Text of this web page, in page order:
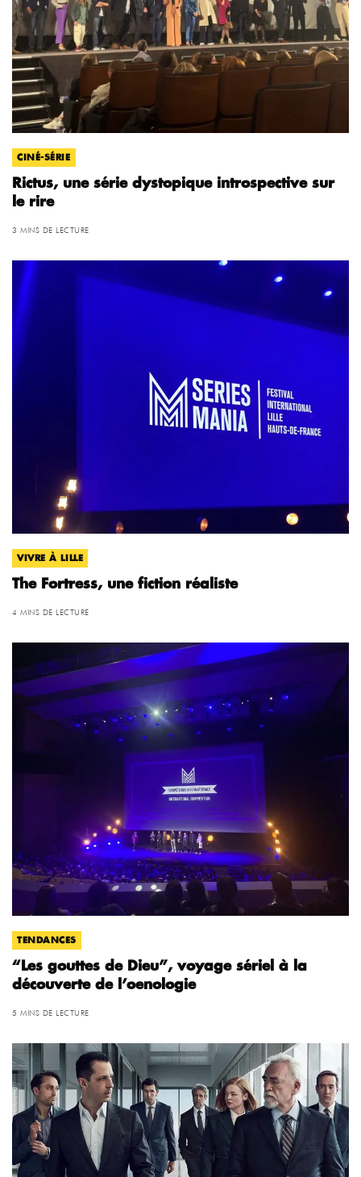
CINÉ-SÉRIE
Rictus, une série dystopique introspective sur
le rire
3 MINS DE LECTURE
VIVRE À LILLE
The Fortress, une fiction réaliste
4 MINS DE LECTURE
TENDANCES
“Les gouttes de Dieu”, voyage sériel à la
découverte de l’oenologie
5 MINS DE LECTURE